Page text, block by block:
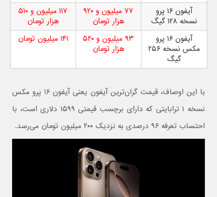
آیفون ۱۶ پرو
نسخه ۱۲۸ گیگ
۷۷ میلیون و ۹۲۰
هزار تومان
۱۱۷ میلیون و ۵۱۰
هزار تومان
آیفون ۱۶ پرو
مکس نسخه ۲۵۶
گیگ
۹۳ میلیون و ۵۲۰
هزار تومان
۱۴۱ میلیون تومان
با این اوصاف، قیمت گران‌ترین آیفون یعنی آیفون ۱۶ پرو مکس
نسخه ۱ ترابایتی که دارای برچسب قیمتی ۱۵۹۹ دلاری است، با
احتساب تعرفه ۹۶ درصدی به نزدیک ۲۰۰ میلیون تومان می‌رسد.